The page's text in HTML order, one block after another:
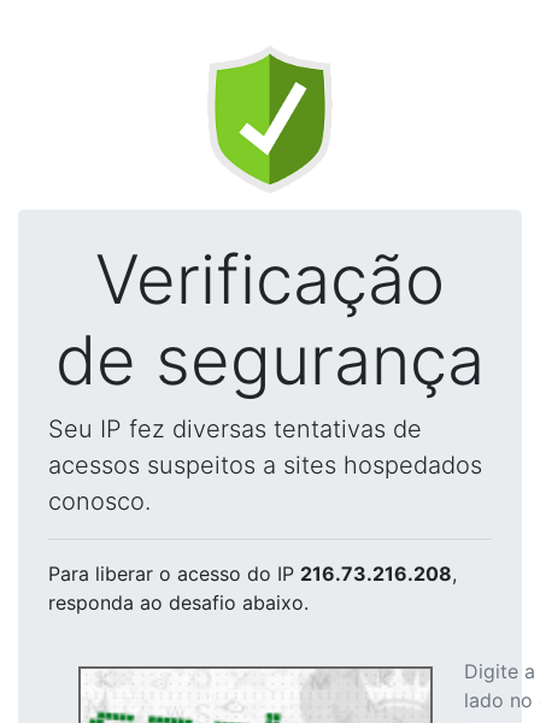
Verificação
de segurança
Seu IP fez diversas tentativas de
acessos suspeitos a sites hospedados
conosco.
Para liberar o acesso do IP 216.73.216.208,
responda ao desafio abaixo.
Digite
lado no